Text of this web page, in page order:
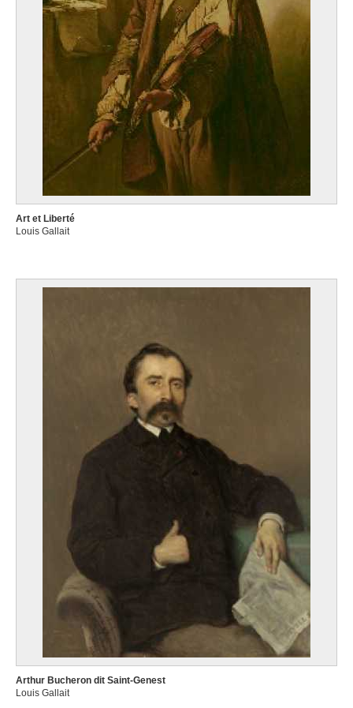
Art et Liberté
Louis Gallait
Arthur Bucheron dit Saint-Genest
Louis Gallait